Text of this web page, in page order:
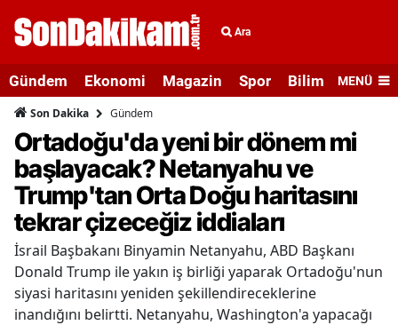
Ara
Gündem Ekonomi Magazin Spor Bilim veMENÜ
Son Dakika Gündem
Ortadoğu'da yeni bir dönem mi
başlayacak? Netanyahu ve
Trump'tan Orta Doğu haritasını
tekrar çizeceğiz iddiaları
İsrail Başbakanı Binyamin Netanyahu, ABD Başkanı
Donald Trump ile yakın iş birliği yaparak Ortadoğu'nun
siyasi haritasını yeniden şekillendireceklerine
inandığını belirtti. Netanyahu, Washington'a yapacağı